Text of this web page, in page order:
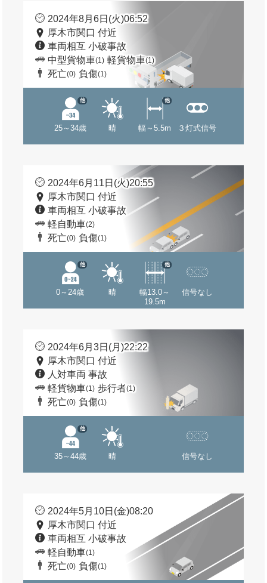
2024年8月6日(火)06:52
厚木市関口 付近
車両相互 小破事故
中型貨物車(1) 軽貨物車(1)
死亡(0) 負傷(1)
25～34歳
他
晴 幅～5.5m
他
３灯式信号
2024年6月11日(火)20:55
厚木市関口 付近
車両相互 小破事故
軽自動車(2)
死亡(0) 負傷(1)
0～24歳
他
晴
幅13.0～
19.5m
他
信号なし
2024年6月3日(月)22:22
厚木市関口 付近
人対車両 事故
軽貨物車(1) 歩行者(1)
死亡(0) 負傷(1)
35～44歳
他
晴 信号なし
2024年5月10日(金)08:20
厚木市関口 付近
車両相互 小破事故
軽自動車(1)
死亡(0) 負傷(1)